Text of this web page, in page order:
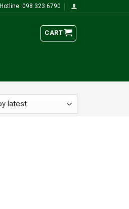
Hotline: 098 323 6790
CART